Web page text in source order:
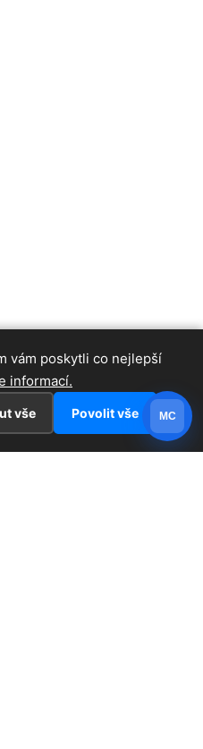
vám poskytli co nejlepší
informací.
vše Povolit vše MC